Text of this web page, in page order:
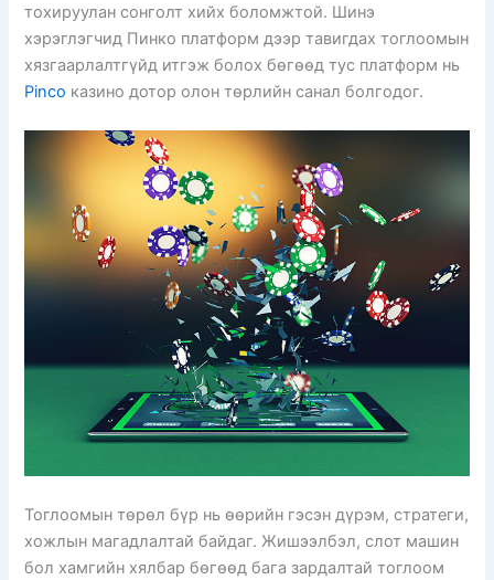
тохируулан сонголт хийх боломжтой. Шинэ
хэрэглэгчид Пинко платформ дээр тавигдах тоглоомын
хязгаарлалтгүйд итгэж болох бөгөөд тус платформ нь
Pinco казино дотор олон төрлийн санал болгодог.
Тоглоомын төрөл бүр нь өөрийн гэсэн дүрэм, стратеги,
хожлын магадлалтай байдаг. Жишээлбэл, слот машин
бол хамгийн хялбар бөгөөд бага зардалтай тоглоом